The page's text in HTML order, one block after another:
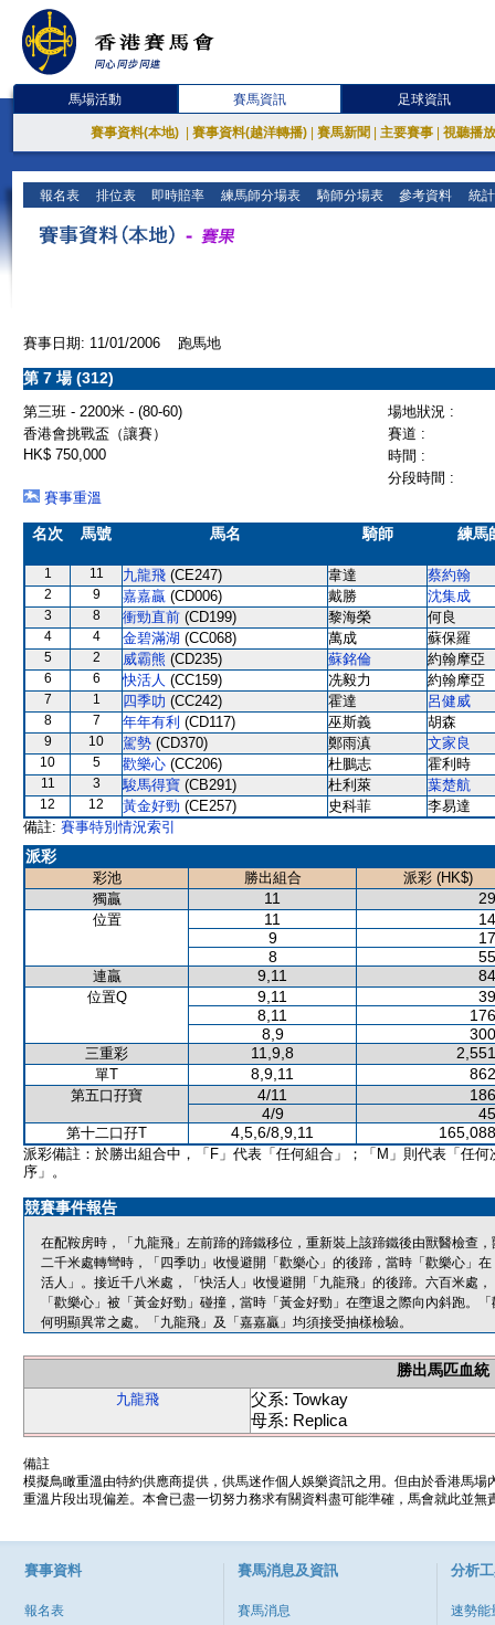
馬場活動 賽馬資訊 足球資訊
賽事資料(本地) 賽事資料(越洋轉播) 賽馬新聞 主要賽事 視聽播
報名表 排位表 即時賠率 練馬師分場表 騎師分場表 參考資料 統
賽事日期: 11/01/2006 跑馬地
第 7 場 (312)
第三班 - 2200米 - (80-60)
場地狀況 :
香港會挑戰盃（讓賽）
賽道 :
HK$ 750,000
時間 :
分段時間 :
賽事重溫
名次 馬號 馬名 騎師 練馬
1 11 九龍飛 (CE247) 韋達 蔡約翰
2 9 嘉嘉贏 (CD006) 戴勝 沈集成
3 8 衝勁直前 (CD199) 黎海榮 何良
4 4 金碧滿湖 (CC068) 萬成 蘇保羅
5 2 威霸熊 (CD235) 蘇銘倫 約翰摩亞
6 6 快活人 (CC159) 冼毅力 約翰摩亞
7 1 四季叻 (CC242) 霍達 呂健威
8 7 年年有利 (CD117) 巫斯義 胡森
9 10 駕勢 (CD370) 鄭雨滇 文家良
10 5 歡樂心 (CC206) 杜鵬志 霍利時
11 3 駿馬得寶 (CB291) 杜利萊 葉楚航
12 12 黃金好勁 (CE257) 史科菲
李易達
備註: 賽事特別情況索引
派彩
彩池 勝出組合
派彩 (HK$)
獨贏
11
位置 11
9
8
連贏 9,11
位置Q 9,11
8,11
8,9
三重彩 11,9,8
單T 8,9,11
第五口孖寶 4/11
4/9
第十二口孖T 4,5,6/8,9,11
派彩備註：於勝出組合中，「F」代表「任何組合」；「M」則代表「任何
序」。
競賽事件報告
在配鞍房時，「九龍飛」左前蹄的蹄鐵移位，重新裝上該蹄鐵後由獸醫檢查
二千米處轉彎時，「四季叻」收慢避開「歡樂心」的後蹄，當時「歡樂心」
活人」。接近千八米處，「快活人」收慢避開「九龍飛」的後蹄。六百米處
「歡樂心」被「黃金好勁」碰撞，當時「黃金好勁」在墮退之際向內斜跑。
何明顯異常之處。「九龍飛」及「嘉嘉贏」均須接受抽樣檢驗。
勝出馬匹血統
九龍飛
父系: Towkay
母系: Replica
備註
模擬鳥瞰重溫由特約供應商提供，供馬迷作個人娛樂資訊之用。但由於香港馬
重溫片段出現偏差。本會已盡一切努力務求有關資料盡可能準確，馬會就此並
賽事資料
報名表
賽馬消息及資訊
賽馬消息
分析
速勢能